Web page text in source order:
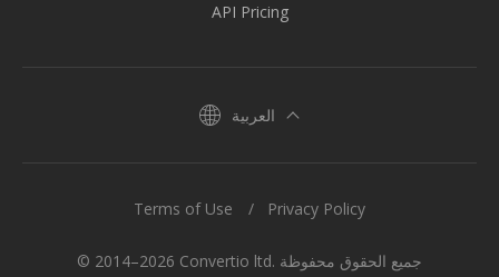
API Pricing
العربية
© 2014–2026 Convertio ltd. جميع الحقوق محفوظة
Terms of Use Privacy Policy